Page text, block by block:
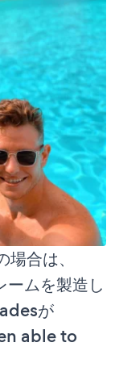
合は、
ムを製造し
が
able to